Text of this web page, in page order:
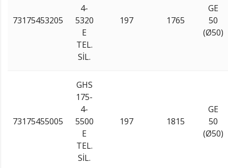
73175453205
4-
5320
E
TEL.
SİL.
197 1765
GE
50
(Ø50)
73175455005
GHS
175-
4-
5500
E
TEL.
SİL.
197 1815
GE
50
(Ø50)